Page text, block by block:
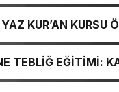
KUR’AN KURSU
TEBLİĞ EĞİTİMİ: